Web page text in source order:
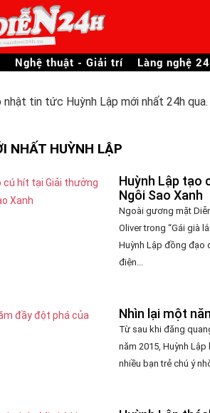
Nghệ thuật - Giải trí Làng nghệ
nhật tin tức Huỳnh Lập mới nhất 24h
NHẤT HUỲNH LẬP
Huỳnh Lập tạo
Ngôi Sao Xanh
Ngoài gương mặt
Oliver trong “Gái già
Huỳnh Lập đồng đạo
điện...
Nhìn lại một
Từ sau khi đăng
năm 2015, Huỳnh
nhiều bạn trẻ chú ý